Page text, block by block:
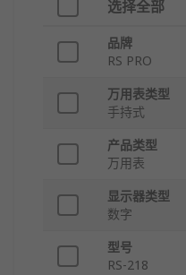
选择全部
品牌
RS PRO
万用表类型
手持式
产品类型
万用表
显示器类型
数字
型号
RS-218